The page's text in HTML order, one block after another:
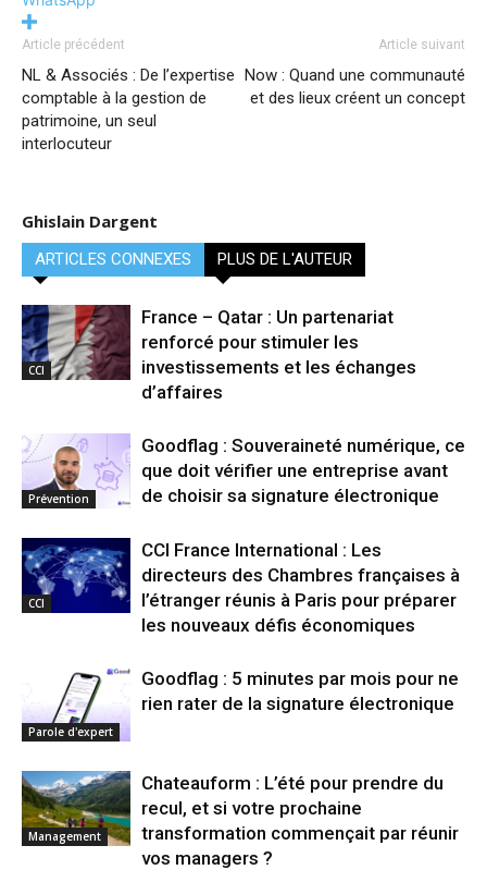
Article précédent
NL & Associés : De l’expertise
comptable à la gestion de
patrimoine, un seul
interlocuteur
Article suivant
Now : Quand une communauté
et des lieux créent un concept
Ghislain Dargent
ARTICLES CONNEXES PLUS DE L'AUTEUR
CCI
France – Qatar : Un partenariat
renforcé pour stimuler les
investissements et les échanges
d’affaires
Prévention
Goodflag : Souveraineté numérique, ce
que doit vérifier une entreprise avant
de choisir sa signature électronique
CCI
CCI France International : Les
directeurs des Chambres françaises à
l’étranger réunis à Paris pour préparer
les nouveaux défis économiques
Parole d'expert
Goodflag : 5 minutes par mois pour ne
rien rater de la signature électronique
Management
Chateauform : L’été pour prendre du
recul, et si votre prochaine
transformation commençait par réunir
vos managers ?